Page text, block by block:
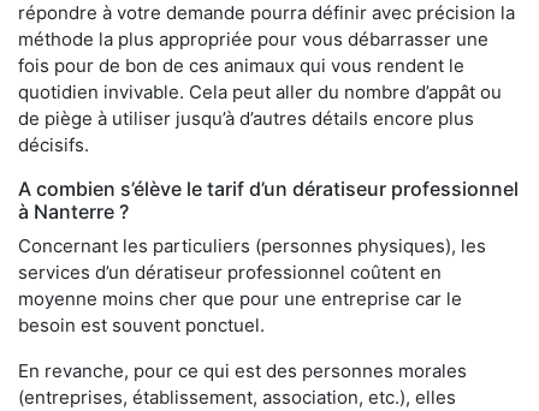
répondre à votre demande pourra définir avec précision la
méthode la plus appropriée pour vous débarrasser une
fois pour de bon de ces animaux qui vous rendent le
quotidien invivable. Cela peut aller du nombre d’appât ou
de piège à utiliser jusqu’à d’autres détails encore plus
décisifs.
A combien s’élève le tarif d’un dératiseur professionnel
à Nanterre ?
Concernant les particuliers (personnes physiques), les
services d’un dératiseur professionnel coûtent en
moyenne moins cher que pour une entreprise car le
besoin est souvent ponctuel.
En revanche, pour ce qui est des personnes morales
(entreprises, établissement, association, etc.), elles